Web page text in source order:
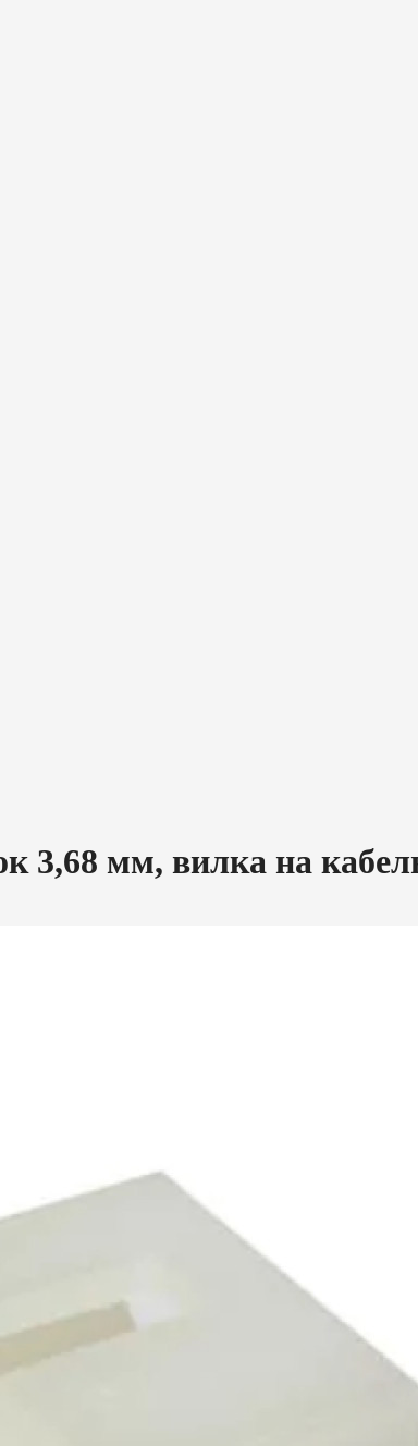
3,68 мм, вилка на